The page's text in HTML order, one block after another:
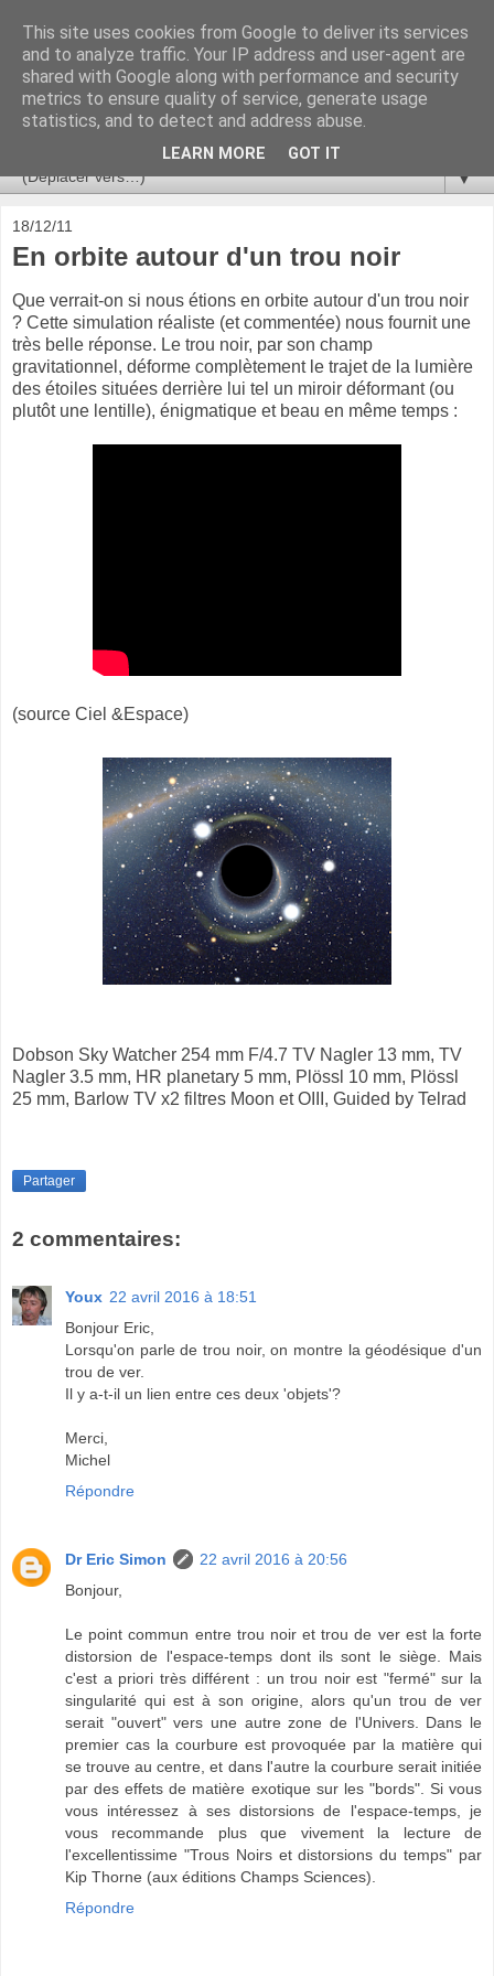
Ça se passe là haut
Astronomie, Astrophysique, Astroparticules, Cosmologie.
L'infini se contemple, indéfiniment. ISSN 2272-5768
▼
18/12/11
En orbite autour d'un trou noir
Que verrait-on si nous étions en orbite autour d'un trou noir
? Cette simulation réaliste (et commentée) nous fournit une
très belle réponse. Le trou noir, par son champ
gravitationnel, déforme complètement le trajet de la lumière
des étoiles situées derrière lui tel un miroir déformant (ou
plutôt une lentille), énigmatique et beau en même temps :
(source Ciel &Espace)
Dobson Sky Watcher 254 mm F/4.7 TV Nagler 13 mm, TV
Nagler 3.5 mm, HR planetary 5 mm, Plössl 10 mm, Plössl
25 mm, Barlow TV x2 filtres Moon et OIII, Guided by Telrad
Partager
2 commentaires:
Youx 22 avril 2016 à 18:51
Bonjour Eric,
Lorsqu'on parle de trou noir, on montre la géodésique d'un
trou de ver.
Il y a-t-il un lien entre ces deux 'objets'?
Merci,
Michel
Répondre
Dr Eric Simon
22 avril 2016 à 20:56
Bonjour,
Le point commun entre trou noir et trou de ver est la forte
distorsion de l'espace-temps dont ils sont le siège. Mais
c'est a priori très différent : un trou noir est "fermé" sur la
singularité qui est à son origine, alors qu'un trou de ver
serait "ouvert" vers une autre zone de l'Univers. Dans le
premier cas la courbure est provoquée par la matière qui
se trouve au centre, et dans l'autre la courbure serait initiée
par des effets de matière exotique sur les "bords". Si vous
vous intéressez à ses distorsions de l'espace-temps, je
vous recommande plus que vivement la lecture de
l'excellentissime "Trous Noirs et distorsions du temps" par
Kip Thorne (aux éditions Champs Sciences).
Répondre
This site uses cookies from Google to deliver its services
and to analyze traffic. Your IP address and user-agent are
shared with Google along with performance and security
metrics to ensure quality of service, generate usage
statistics, and to detect and address abuse.
LEARN MORE GOT IT